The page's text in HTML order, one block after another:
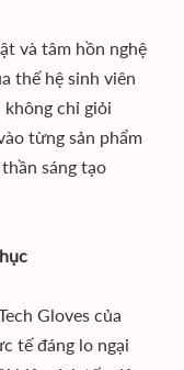
và tâm hồn nghệ
thế hệ sinh viên
chỉ giỏi
từng sản phẩm
sáng tạo
Gloves của
tế đáng lo ngại